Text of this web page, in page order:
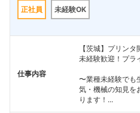
正社員 未経験OK
仕事内容
【茨城】プリン
未経験歓迎！プラ
〜業種未経験でも
気・機械の知見を
ります！...